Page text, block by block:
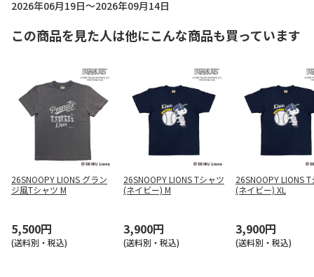
2026年06月19日～2026年09月14日
この商品を見た人は他にこんな商品も買っています
26SNOOPY LIONS グラン
ジ風Tシャツ M
5,500円
(送料別・税込)
26SNOOPY LIONS Tシャツ
(ネイビー) M
3,900円
(送料別・税込)
26SNOOPY LIONS
(ネイビー) XL
3,900円
(送料別・税込)